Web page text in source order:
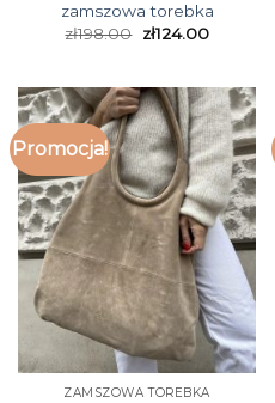
zamszowa torebka
zł198.00 zł124.00
Promocja!
ZAMSZOWA TOREBKA